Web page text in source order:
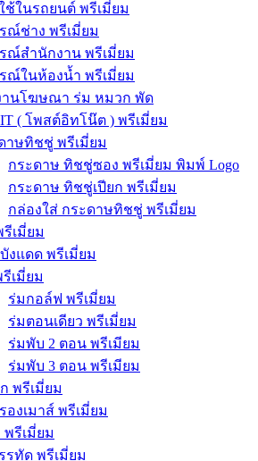
ช้ในรถยนต์ พรีเมี่ยม
ณ์ช่าง พรีเมี่ยม
ณ์สำนักงาน พรีเมี่ยม
ณ์ในห้องน้ำ พรีเมี่ยม
านโฆษณา ร่ม หมวก พัด
IT ( โพสต์อิทโน๊ต ) พรีเมี่ยม
าษทิชชู่ พรีเมี่ยม
กระดาษ ทิชชู่ซอง พรีเมี่ยม พิมพ์ Logo
กระดาษ ทิชชู่เปียก พรีเมี่ยม
กล่องใส่ กระดาษทิชชู่ พรีเมี่ยม
เมี่ยม
งแดด พรีเมี่ยม
เมี่ยม
ร่มกอล์ฟ พรีเมี่ยม
ร่มตอนเดียว พรีเมี่ยม
ร่มพับ 2 ตอน พรีเมียม
ร่มพับ 3 ตอน พรีเมียม
พรีเมี่ยม
องเมาส์ พรีเมี่ยม
รีเมี่ยม
รทัด พรีเมี่ยม